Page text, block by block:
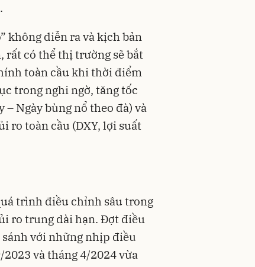
không diễn ra và kịch bản
rất có thể thị trường sẽ bắt
toàn cầu khi thời điểm
trong nghi ngờ, tăng tốc
Ngày bùng nổ theo đà) và
ro toàn cầu (DXY, lợi suất
trình điều chỉnh sâu trong
ro trung dài hạn. Đợt điều
với những nhịp điều
và tháng 4/2024 vừa